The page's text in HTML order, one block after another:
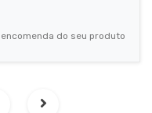
do seu produto